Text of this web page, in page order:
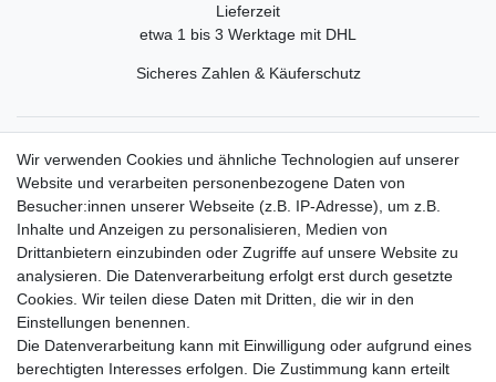
Lieferzeit
etwa 1 bis 3 Werktage mit DHL
Sicheres Zahlen & Käuferschutz
Rechtliche Informationen
Widerrufsrecht
Widerrufsformular
Datenschutzerklärung
AGB
Impressum
Wir verwenden Cookies und ähnliche Technologien auf unserer
Website und verarbeiten personenbezogene Daten von
Besucher:innen unserer Webseite (z.B. IP-Adresse), um z.B.
Inhalte und Anzeigen zu personalisieren, Medien von
Drittanbietern einzubinden oder Zugriffe auf unsere Website zu
analysieren. Die Datenverarbeitung erfolgt erst durch gesetzte
Cookies. Wir teilen diese Daten mit Dritten, die wir in den
Einstellungen benennen.
Die Datenverarbeitung kann mit Einwilligung oder aufgrund eines
berechtigten Interesses erfolgen. Die Zustimmung kann erteilt